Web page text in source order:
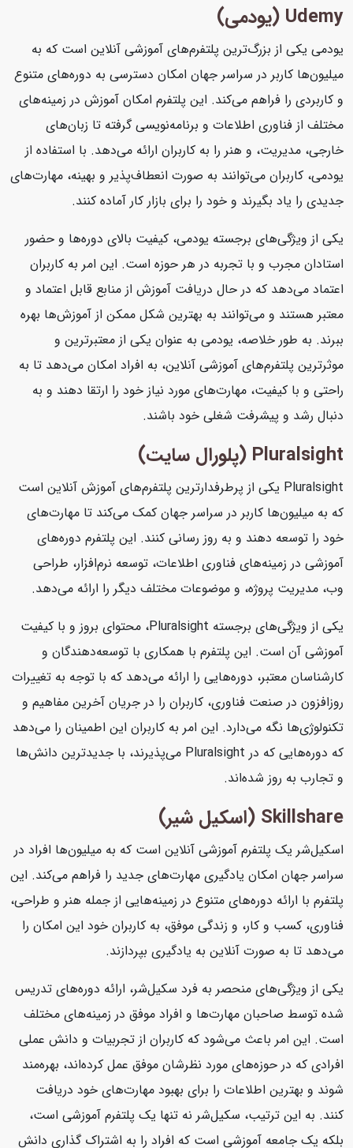
Udemy (یودمی)
یودمی یکی از بزرگ‌ترین پلتفرم‌های آموزشی آنلاین است که به
میلیون‌ها کاربر در سراسر جهان امکان دسترسی به دوره‌های متنوع
و کاربردی را فراهم می‌کند. این پلتفرم امکان آموزش در زمینه‌های
مختلف از فناوری اطلاعات و برنامه‌نویسی گرفته تا زبان‌های
خارجی، مدیریت، و هنر را به کاربران ارائه می‌دهد. با استفاده از
یودمی، کاربران می‌توانند به صورت انعطاف‌پذیر و بهینه، مهارت‌های
جدیدی را یاد بگیرند و خود را برای بازار کار آماده کنند.
یکی از ویژگی‌های برجسته یودمی، کیفیت بالای دوره‌ها و حضور
استادان مجرب و با تجربه در هر حوزه است. این امر به کاربران
اعتماد می‌دهد که در حال دریافت آموزش از منابع قابل اعتماد و
معتبر هستند و می‌توانند به بهترین شکل ممکن از آموزش‌ها بهره
ببرند. به طور خلاصه، یودمی به عنوان یکی از معتبرترین و
موثرترین پلتفرم‌های آموزشی آنلاین، به افراد امکان می‌دهد تا به
راحتی و با کیفیت، مهارت‌های مورد نیاز خود را ارتقا دهند و به
دنبال رشد و پیشرفت شغلی خود باشند.
Pluralsight (پلورال سایت)
Pluralsight یکی از پرطرفدارترین پلتفرم‌های آموزش آنلاین است
که به میلیون‌ها کاربر در سراسر جهان کمک می‌کند تا مهارت‌های
خود را توسعه دهند و به روز رسانی کنند. این پلتفرم دوره‌های
آموزشی در زمینه‌های فناوری اطلاعات، توسعه نرم‌افزار، طراحی
وب، مدیریت پروژه، و موضوعات مختلف دیگر را ارائه می‌دهد.
یکی از ویژگی‌های برجسته Pluralsight، محتوای بروز و با کیفیت
آموزشی آن است. این پلتفرم با همکاری با توسعه‌دهندگان و
کارشناسان معتبر، دوره‌هایی را ارائه می‌دهد که با توجه به تغییرات
روزافزون در صنعت فناوری، کاربران را در جریان آخرین مفاهیم و
تکنولوژی‌ها نگه می‌دارد. این امر به کاربران این اطمینان را می‌دهد
که دوره‌هایی که در Pluralsight می‌پذیرند، با جدیدترین دانش‌ها
و تجارب به روز شده‌اند.
Skillshare (اسکیل شیر)
اسکیل‌شر یک پلتفرم آموزشی آنلاین است که به میلیون‌ها افراد در
سراسر جهان امکان یادگیری مهارت‌های جدید را فراهم می‌کند. این
پلتفرم با ارائه دوره‌های متنوع در زمینه‌هایی از جمله هنر و طراحی،
فناوری، کسب و کار، و زندگی موفق، به کاربران خود این امکان را
می‌دهد تا به صورت آنلاین به یادگیری بپردازند.
یکی از ویژگی‌های منحصر به فرد سکیل‌شر، ارائه دوره‌های تدریس
شده توسط صاحبان مهارت‌ها و افراد موفق در زمینه‌های مختلف
است. این امر باعث می‌شود که کاربران از تجربیات و دانش عملی
افرادی که در حوزه‌های مورد نظرشان موفق عمل کرده‌اند، بهره‌مند
شوند و بهترین اطلاعات را برای بهبود مهارت‌های خود دریافت
کنند. به این ترتیب، سکیل‌شر نه تنها یک پلتفرم آموزشی است،
بلکه یک جامعه آموزشی است که افراد را به اشتراک گذاری دانش